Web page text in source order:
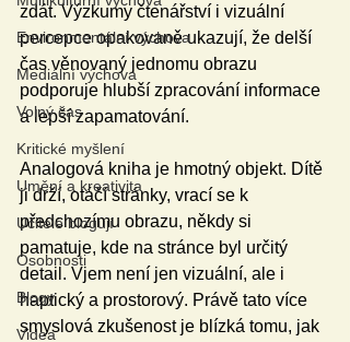
Environmentální výchova
Mediální výchova
Volný čas
Kritické myšlení
Umění a kreativita
Učitelé blogují
Osobnosti
Blogy
Videa
zdát. Výzkumy čtenářství i vizuální
percepce opakovaně ukazují, že delší
čas věnovaný jednomu obrazu
podporuje hlubší zpracování informace
a lepší zapamatování.
Analogová kniha je hmotný objekt. Dítě
ji drží, otáčí stránky, vrací se k
předchozímu obrazu, někdy si
pamatuje, kde na stránce byl určitý
detail. Vjem není jen vizuální, ale i
haptický a prostorový. Právě tato více
smyslová zkušenost je blízká tomu, jak